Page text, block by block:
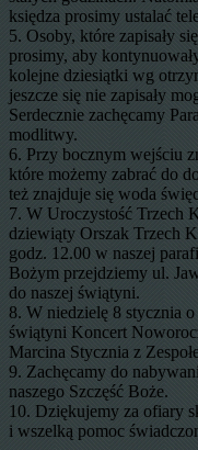
księdza prosimy ustalać
5. Osoby, które zapisały
prosimy, aby
kolejne dziesiątki wg
jeszcze się nie zapisały
Serdecznie zachęcamy
modlitwy.
6. Przy bocznym wejściu
które możemy zabrać do
też znajduje się woda
7. W Uroczystość Trzech
dziewiąty Orszak Trzech
godz. 12.00 w naszej
Bożym przejdziemy ul.
do naszej świątyni.
8. W niedzielę 8 stycznia
świątyni Koncert
Marcina Stycznia z
9. Zachęcamy do
naszego Szczęść Boże.
10. Dziękujemy za ofiary
i wszelką pomoc